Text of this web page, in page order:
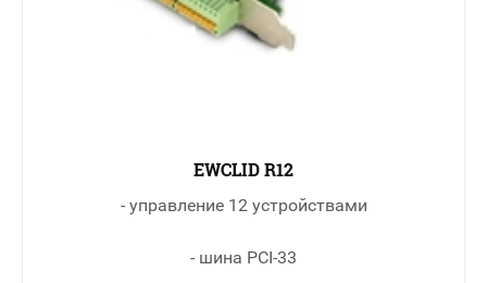
EWCLID R12
- управление 12 устройствами
- шина PCI-33